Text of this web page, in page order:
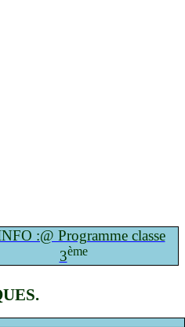
:@ Programme classe
3ème